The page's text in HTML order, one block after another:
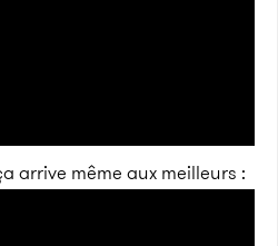
arrive même aux meilleurs :